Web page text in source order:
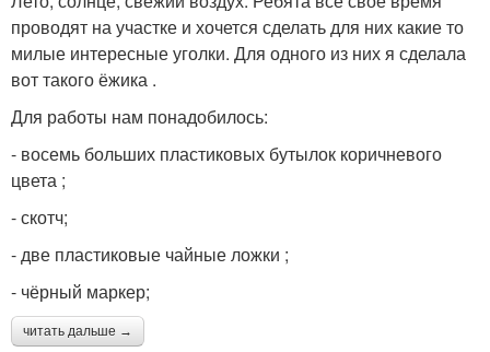
проводят на участке и хочется сделать для них какие то
милые интересные уголки. Для одного из них я сделала
вот такого ёжика .
Для работы нам понадобилось:
- восемь больших пластиковых бутылок коричневого
цвета ;
- скотч;
- две пластиковые чайные ложки ;
- чёрный маркер;
читать дальше →